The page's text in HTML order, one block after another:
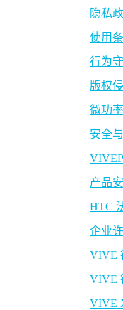
隐私
使用
行为
版权
微功
安全
产品
HTC
企业
VIVE
VIVE
VIVE